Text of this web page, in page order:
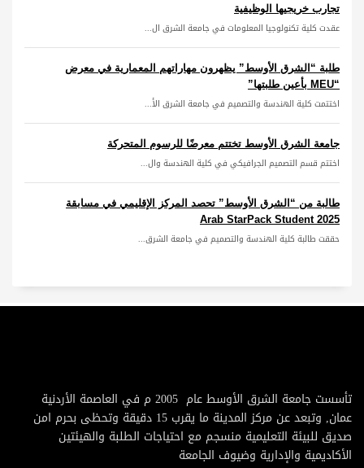
تجارب خريجيها الوظيفية
عقدت كلية تكنولوجيا المعلومات في جامعة الشرق ال...
طلبة “الشرق الأوسط” يظهرون مهاراتهم المعمارية في معرض
“MEU بأعين طلبتها”
اختتمت كلية الهندسة والتصميم في جامعة الشرق الأ...
جامعة الشرق الأوسط تختتم معرضًا للرسوم المتحركة
اختتم قسم التصميم الجرافيكي في كلية الهندسة وال...
طالبة من “الشرق الأوسط” تحصد المركز الإقليمي في مسابقة
Arab StarPack Student 2025
حققت طالبة كلية الهندسة والتصميم في جامعة الشرق...
تأسست جامعة الشرق الأوسط عام 2005 م في العاصمة الأردنية
عمان, وتبعد عن مركز المدينة ما يقرب 15 دقيقة وتحظى بحرم امن
صديق للبيئة التعليمية منسجم مع احتياجات الطلبة والهيئتين
الأكاديمية والإدارية وضيوف الجامعة